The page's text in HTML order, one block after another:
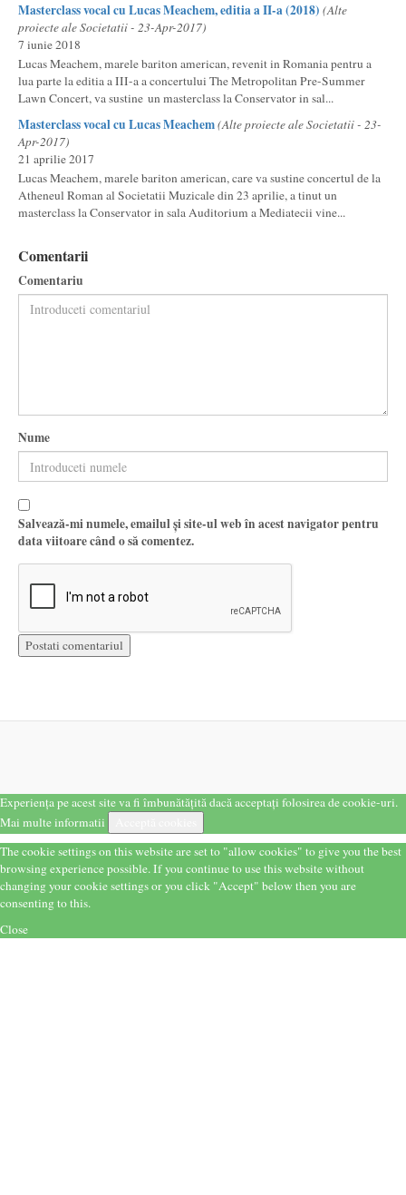
Masterclass vocal cu Lucas Meachem, editia a II-a (2018) (Alte
proiecte ale Societatii - 23-Apr-2017)
7 iunie 2018
Lucas Meachem, marele bariton american, revenit in Romania pentru a
lua parte la editia a III-a a concertului The Metropolitan Pre-Summer
Lawn Concert, va sustine un masterclass la Conservator in sal...
Masterclass vocal cu Lucas Meachem(Alte proiecte ale Societatii - 23-
Apr-2017)
21 aprilie 2017
Lucas Meachem, marele bariton american, care va sustine concertul de la
Atheneul Roman al Societatii Muzicale din 23 aprilie, a tinut un
masterclass la Conservator in sala Auditorium a Mediatecii vine...
Comentarii
Comentariu
Nume
Salvează-mi numele, emailul și site-ul web în acest navigator pentru
data viitoare când o să comentez.
Experiența pe acest site va fi îmbunătățită dacă acceptați folosirea de cookie-uri.
Mai multe informatii
The cookie settings on this website are set to "allow cookies" to give you the best
browsing experience possible. If you continue to use this website without
changing your cookie settings or you click "Accept" below then you are
consenting to this.
Close